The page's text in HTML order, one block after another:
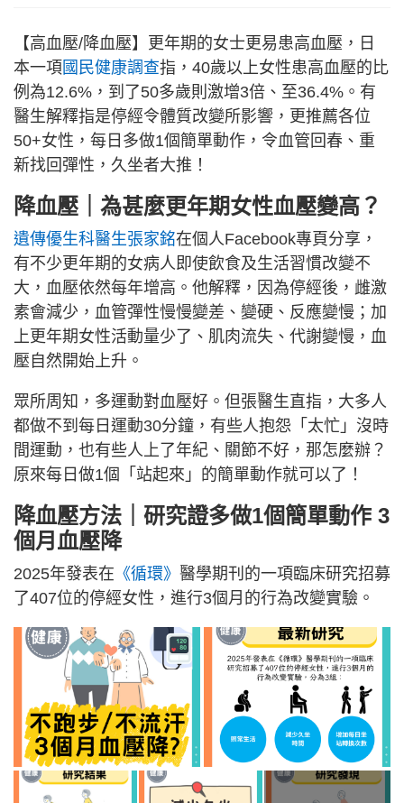
【高血壓/降血壓】更年期的女士更易患高血壓，日
本一項 國民健康調查指，40歲以上女性患高血壓的比
例為12.6%，到了50多歲則激增3倍、至36.4%。有
醫生解釋指是停經令體質改變所影響，更推薦各位
50+女性，每日多做1個簡單動作，令血管回春、重
新找回彈性，久坐者大推！
降血壓｜為甚麼更年期女性血壓變高？
遺傳優生科醫生張家銘在個人Facebook專頁分享，
有不少更年期的女病人即使飲食及生活習慣改變不
大，血壓依然每年增高。他解釋，因為停經後，雌激
素會減少，血管彈性慢慢變差、變硬、反應變慢；加
上更年期女性活動量少了、肌肉流失、代謝變慢，血
壓自然開始上升。
眾所周知，多運動對血壓好。但張醫生直指，大多人
都做不到每日運動30分鐘，有些人抱怨「太忙」沒時
間運動，也有些人上了年紀、關節不好，那怎麼辦？
原來每日做1個「站起來」的簡單動作就可以了！
降血壓方法｜研究證多做1個簡單動作 3
個月血壓降
2025年發表在 《循環》 醫學期刊的一項臨床研究招募
了407位的停經女性，進行3個月的行為改變實驗。